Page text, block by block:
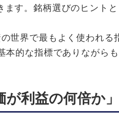
す。銘柄選びのヒント
世界で最もよく使われる
本的な指標でありながら
が利益の何倍か